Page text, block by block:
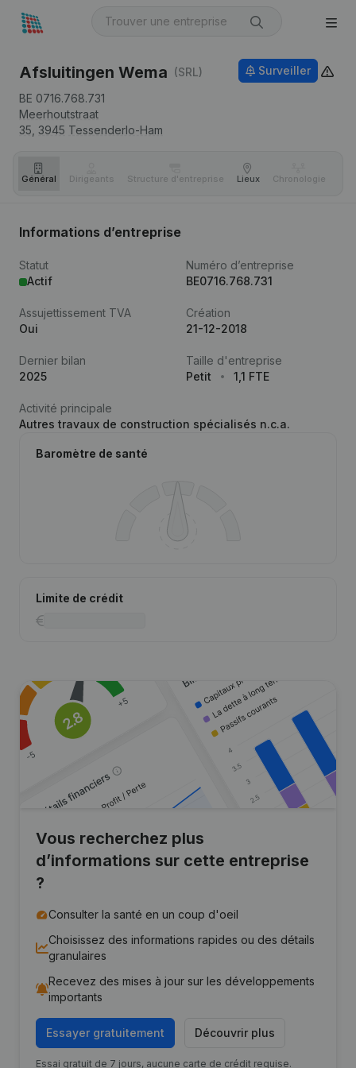
Afsluitingen Wema (SRL)
BE 0716.768.731
Meerhoutstraat
35, 3945 Tessenderlo-Ham
Surveiller
Général Dirigeants Structure d'entreprise Lieux Chronologie
Informations d’entreprise
Statut
Actif
Numéro d’entreprise
BE0716.768.731
Assujettissement TVA
Oui
Création
21-12-2018
Dernier bilan
2025
Taille d'entreprise
Petit
1,1 FTE
Activité principale
Autres travaux de construction spécialisés n.c.a.
Baromètre de santé
Limite de crédit
Vous recherchez plus
d’informations sur cette entreprise
?
Consulter la santé en un coup d'oeil
Choisissez des informations rapides ou des détails
granulaires
Recevez des mises à jour sur les développements
importants
Essayer gratuitement Découvrir plus
Essai gratuit de 7 jours, aucune carte de crédit requise.